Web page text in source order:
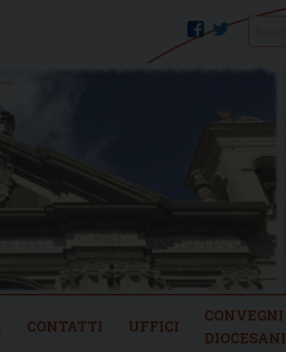
twitter
facebook
CONTATTI UFFICI
CONVEGNI
DIOCESANI